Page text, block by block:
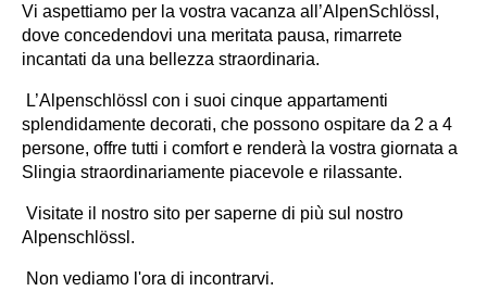
Vi aspettiamo per la vostra vacanza all’AlpenSchlössl,
dove concedendovi una meritata pausa, rimarrete
incantati da una bellezza straordinaria.
L’Alpenschlössl con i suoi cinque appartamenti
splendidamente decorati, che possono ospitare da 2 a 4
persone, offre tutti i comfort e renderà la vostra giornata a
Slingia straordinariamente piacevole e rilassante.
Visitate il nostro sito per saperne di più sul nostro
Alpenschlössl.
Non vediamo l'ora di incontrarvi.